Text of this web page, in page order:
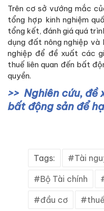
Trên cơ sở vướng mắc
tổng hợp kinh nghiệm
tổng kết, đánh giá quá
dụng đất nông nghiệp
nghiệp để đề xuất các
thuế liên quan đến bất
quyền.
Nghiên cứu, đề
bất động sản để
Tags: Tài
Bộ Tài chính
đầu cơ